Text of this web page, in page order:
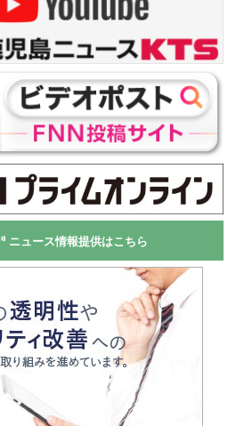
ニュース情報提供はこちら